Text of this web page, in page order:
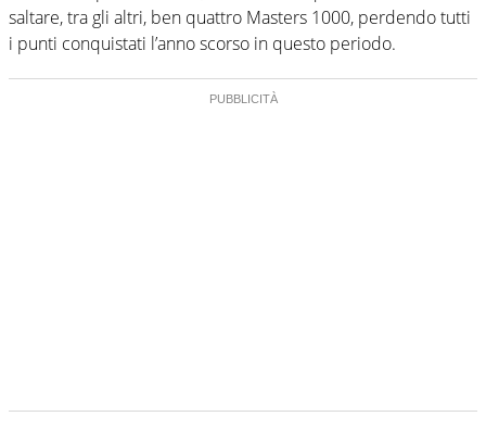
saltare, tra gli altri, ben quattro Masters 1000, perdendo tutti
i punti conquistati l’anno scorso in questo periodo.